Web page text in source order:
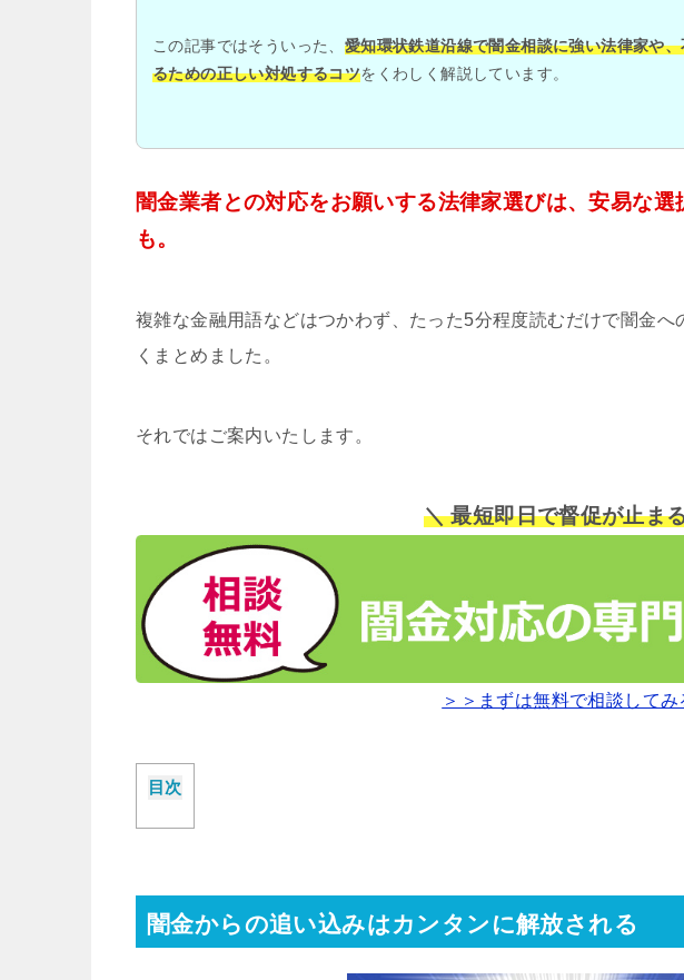
この記事ではそういった、 愛知環状鉄道沿線で闇金相談に強い法律家や
るための正しい対処するコツをくわしく解説しています。
闇金業者との対応をお願いする法律家選びは、安易な
も。
複雑な金融用語などはつかわず、たった5分程度読むだけで闇金
くまとめました。
それではご案内いたします。
＼ 最短即日で督促が止ま
＞＞まずは無料で相談してみ
目次
闇金からの追い込みはカンタンに解放される